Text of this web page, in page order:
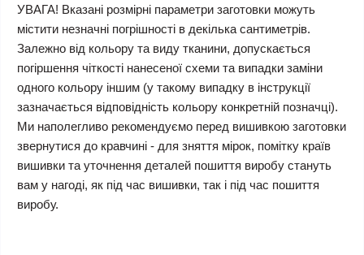
УВАГА! Вказані розмірні параметри заготовки можуть
містити незначні погрішності в декілька сантиметрів.
Залежно від кольору та виду тканини, допускається
погіршення чіткості нанесеної схеми та випадки заміни
одного кольору іншим (у такому випадку в інструкції
зазначається відповідність кольору конкретній позначці).
Ми наполегливо рекомендуємо перед вишивкою заготовки
звернутися до кравчині - для зняття мірок, помітку країв
вишивки та уточнення деталей пошиття виробу стануть
вам у нагоді, як під час вишивки, так і під час пошиття
виробу.